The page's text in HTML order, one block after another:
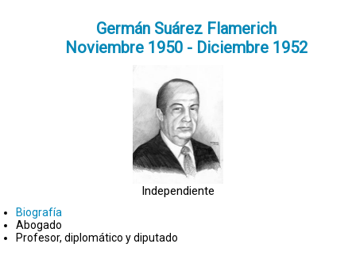
Germán Suárez Flamerich
Noviembre 1950 - Diciembre 1952
Independiente
Biografía
Abogado
Profesor, diplomático y diputado